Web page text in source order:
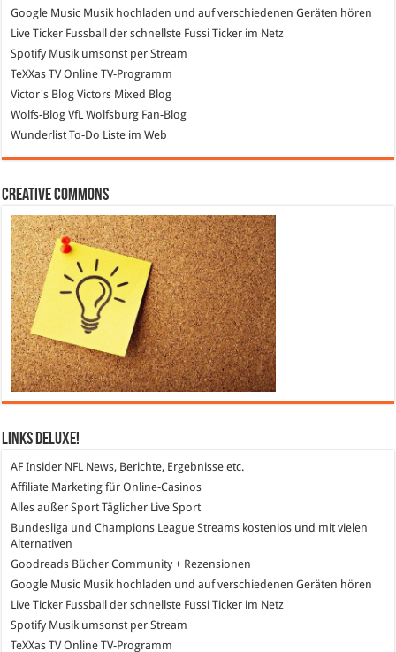
Google Music Musik hochladen und auf verschiedenen Geräten hören
Live Ticker Fussball
der schnellste Fussi Ticker im Netz
SpotifyMusik umsonst per Stream
TeXXas TVOnline TV-Programm
Victor's Blog Victors Mixed Blog
Wolfs-Blog VfL Wolfsburg Fan-Blog
WunderlistTo-Do Liste im Web
Creative Commons
Links DeLuXe!
AF Insider NFL News, Berichte, Ergebnisse etc.
Affiliate Marketing für Online-Casinos
Alles außer Sport Täglicher Live Sport
Bundesliga und Champions League Streams kostenlos und mit vielen
Alternativen
Goodreads Bücher Community + Rezensionen
Google Music Musik hochladen und auf verschiedenen Geräten hören
Live Ticker Fussball der schnellste Fussi Ticker im Netz
SpotifyMusik umsonst per Stream
TeXXas TVOnline TV-Programm